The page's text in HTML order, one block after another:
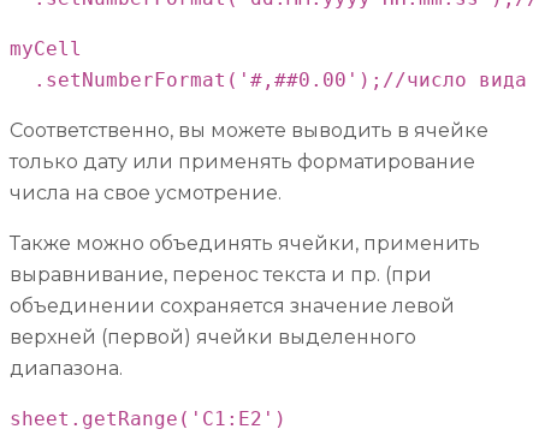
myCell
.setNumberFormat('#,##0.00');//число вида
Соответственно, вы можете выводить в ячейке
только дату или применять форматирование
числа на свое усмотрение.
Также можно объединять ячейки, применить
выравнивание, перенос текста и пр. (при
объединении сохраняется значение левой
верхней (первой) ячейки выделенного
диапазона.
sheet.getRange('C1:E2')